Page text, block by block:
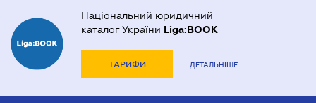
Національний юридичний
каталог України Liga:BOOK
ТАРИФИ ДЕТАЛЬНІШЕ